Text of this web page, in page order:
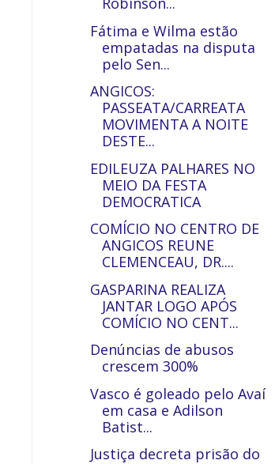
Fátima e Wilma estão
empatadas na disputa
pelo Sen...
ANGICOS:
PASSEATA/CARREATA
MOVIMENTA A NOITE
DESTE...
EDILEUZA PALHARES NO
MEIO DA FESTA
DEMOCRATICA
COMÍCIO NO CENTRO DE
ANGICOS REUNE
CLEMENCEAU, DR....
GASPARINA REALIZA
JANTAR LOGO APÓS
COMÍCIO NO CENT...
Denúncias de abusos
crescem 300%
Vasco é goleado pelo Avaí
em casa e Adilson
Batist...
Justiça decreta prisão do